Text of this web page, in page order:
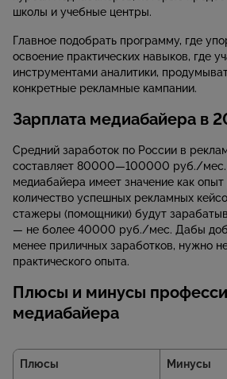
школы и учебные центры.
Главное подобрать программу, где
освоение практических навыков, где
инструментами аналитики,
конкретные рекламные кампании.
Зарплата медиабайера в
Средний заработок по России в
составляет 80000—100000 руб./мес.
медиабайера имеет значение как
количество успешных рекламных
стажеры (помощники) будут
— не более 40000 руб./мес. Дабы
менее приличных заработков, нужно
практического опыта.
Плюсы и минусы
медиабайера
Плюсы Минусы